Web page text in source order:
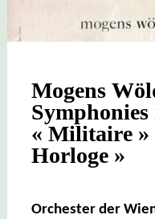
Mogens
Symphonies
« Militaire »
Horloge »
Orchester der